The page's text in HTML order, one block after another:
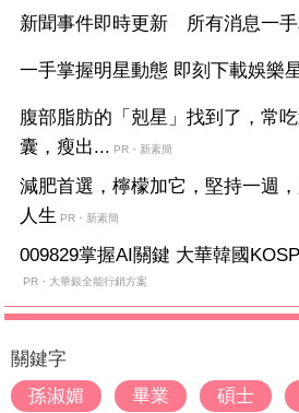
新聞事件即時更新 所有消息一手
一手掌握明星動態 即刻下載娛樂
腹部脂肪的「剋星」找到了，常
囊，瘦出... PR・新素簡
減肥首選，檸檬加它，堅持一週
人生 PR・新素簡
009829掌握AI關鍵 大華韓國
PR・大華銀全能行銷方案
關鍵字
孫淑媚
畢業 碩士